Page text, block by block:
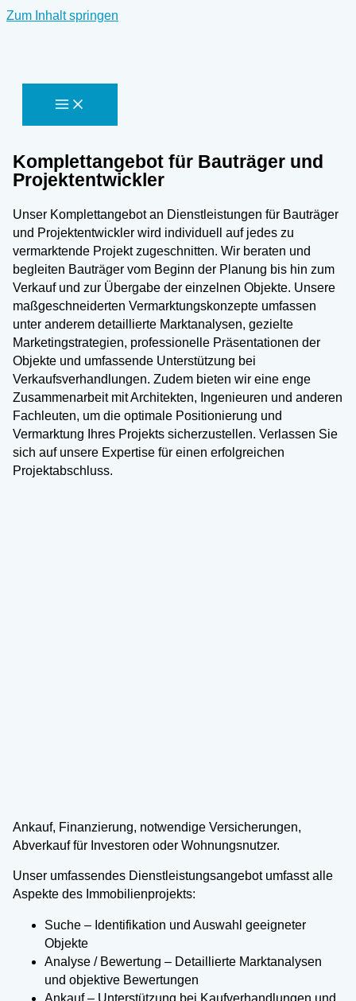
Zum Inhalt springen
Komplettangebot für Bauträger und
Projektentwickler
Unser Komplettangebot an Dienstleistungen für Bauträger
und Projektentwickler wird individuell auf jedes zu
vermarktende Projekt zugeschnitten. Wir beraten und
begleiten Bauträger vom Beginn der Planung bis hin zum
Verkauf und zur Übergabe der einzelnen Objekte. Unsere
maßgeschneiderten Vermarktungskonzepte umfassen
unter anderem detaillierte Marktanalysen, gezielte
Marketingstrategien, professionelle Präsentationen der
Objekte und umfassende Unterstützung bei
Verkaufsverhandlungen. Zudem bieten wir eine enge
Zusammenarbeit mit Architekten, Ingenieuren und anderen
Fachleuten, um die optimale Positionierung und
Vermarktung Ihres Projekts sicherzustellen. Verlassen Sie
sich auf unsere Expertise für einen erfolgreichen
Projektabschluss.
Ankauf, Finanzierung, notwendige Versicherungen,
Abverkauf für Investoren oder Wohnungsnutzer.
Unser umfassendes Dienstleistungsangebot umfasst alle
Aspekte des Immobilienprojekts:
Suche – Identifikation und Auswahl geeigneter
Objekte
Analyse / Bewertung – Detaillierte Marktanalysen
und objektive Bewertungen
Ankauf – Unterstützung bei Kaufverhandlungen und